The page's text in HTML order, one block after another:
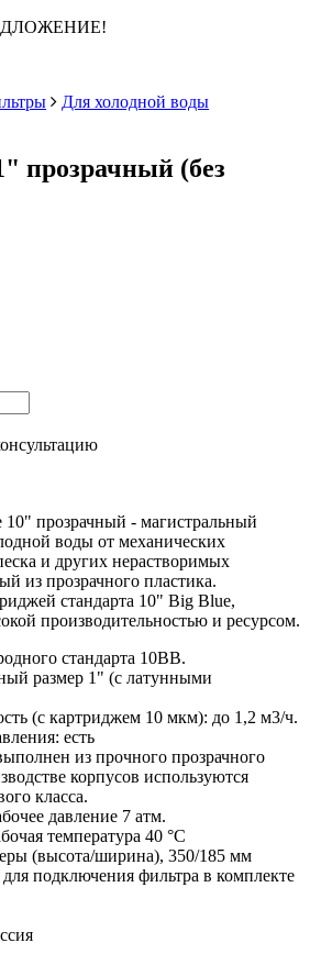
Для холодной воды
прозрачный (без
10" прозрачный - магистральный
воды от механических
и других нерастворимых
из прозрачного пластика.
стандарта 10" Big Blue,
производительностью и ресурсом.
стандарта 10ВВ.
размер 1" (с латунными
(с картриджем 10 мкм): до 1,2 м3/ч.
есть
из прочного прозрачного
корпусов используются
класса.
давление 7 атм.
температура 40 °С
(высота/ширина), 350/185 мм
подключения фильтра в комплекте